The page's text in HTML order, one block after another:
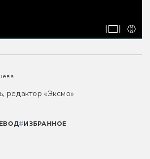
редактор «Эксмо»
#ИЗБРАННОЕ